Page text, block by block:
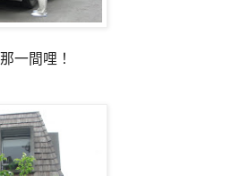
一間哩！